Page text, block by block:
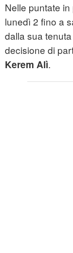
Nelle puntate
lunedì 2 fino a
dalla sua
decisione di
Kerem Alì.